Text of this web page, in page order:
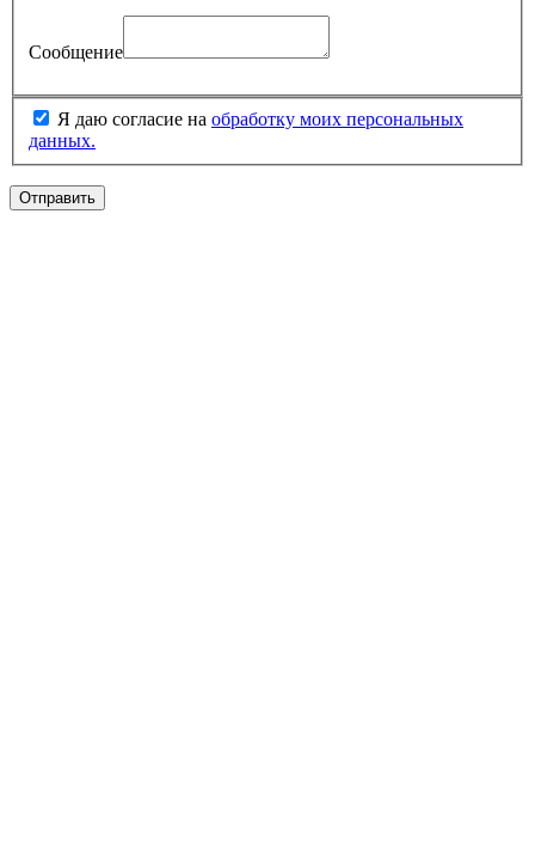
Сообщение
Я даю согласие на обработку моих персональных
данных.
Отправить